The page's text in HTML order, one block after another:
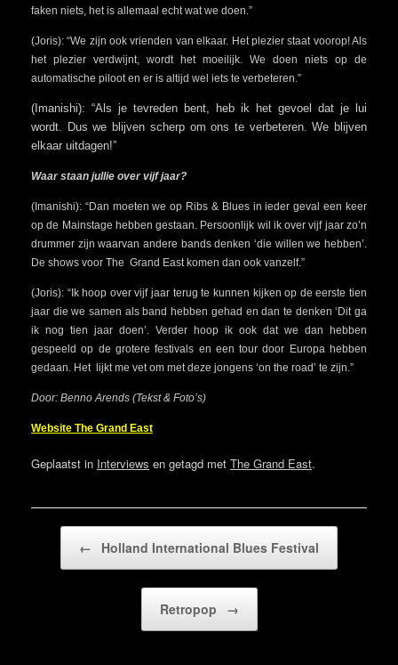
faken niets, het is allemaal echt wat we doen.”
(Joris): “We zijn ook vrienden van elkaar. Het plezier staat voorop! Als
het plezier verdwijnt, wordt het moeilijk. We doen niets op de
automatische piloot en er is altijd wel iets te verbeteren.”
(Imanishi): “Als je tevreden bent, heb ik het gevoel dat je lui
wordt. Dus we blijven scherp om ons te verbeteren. We blijven
elkaar uitdagen!”
Waar staan jullie over vijf jaar?
(Imanishi): “Dan moeten we op Ribs & Blues in ieder geval een keer
op de Mainstage hebben gestaan. Persoonlijk wil ik over vijf jaar zo’n
drummer zijn waarvan andere bands denken ‘die willen we hebben’.
De shows voor The Grand East komen dan ook vanzelf.”
(Joris): “Ik hoop over vijf jaar terug te kunnen kijken op de eerste tien
jaar die we samen als band hebben gehad en dan te denken ‘Dit ga
ik nog tien jaar doen’. Verder hoop ik ook dat we dan hebben
gespeeld op de grotere festivals en een tour door Europa hebben
gedaan. Het lijkt me vet om met deze jongens ‘on the road’ te zijn.”
Door: Benno Arends (Tekst & Foto’s)
Website The Grand East
Geplaatst in Interviews en getagd met The Grand East.
← Holland International Blues Festival
Retropop →